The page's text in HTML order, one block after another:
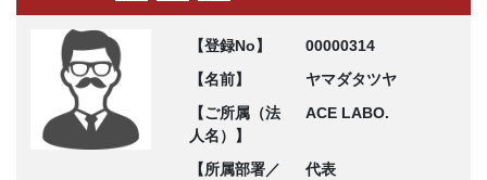
【登録No】
00000314
【名前】
ヤマダタツヤ
【ご所属（法
人名）】
ACE LABO.
【所属部署／
代表